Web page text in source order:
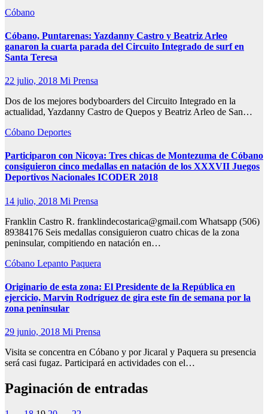
Cóbano
Cóbano, Puntarenas: Yazdanny Castro y Beatriz Arleo
ganaron la cuarta parada del Circuito Integrado de surf en
Santa Teresa
22 julio, 2018 Mi Prensa
Dos de los mejores bodyboarders del Circuito Integrado en la
actualidad, Yazdanny Castro de Quepos y Beatriz Arleo de San…
Cóbano Deportes
Participaron con Nicoya: Tres chicas de Montezuma de Cóbano
consiguieron cinco medallas en natación de los XXXVII Juegos
Deportivos Nacionales ICODER 2018
14 julio, 2018 Mi Prensa
Franklin Castro R. franklindecostarica@gmail.com Whatsapp (506)
89384176 Seis medallas consiguieron cuatro chicas de la zona
peninsular, compitiendo en natación en…
Cóbano Lepanto Paquera
Originario de esta zona: El Presidente de la República en
ejercicio, Marvin Rodríguez de gira este fin de semana por la
zona peninsular
29 junio, 2018 Mi Prensa
Visita se concentra en Cóbano y por Jicaral y Paquera su presencia
será casi fugaz. Participará en actividades con el…
Paginación de entradas